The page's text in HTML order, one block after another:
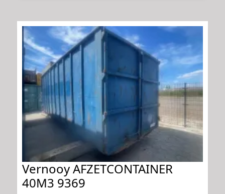
Vernooy AFZETCONTAINER
40M3 9369